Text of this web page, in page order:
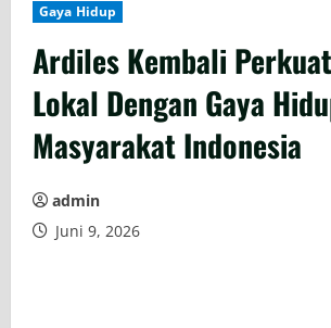
Gaya Hidup
Ardiles Kembali
Lokal Dengan Gaya
Masyarakat Indonesia
admin
Juni 9, 2026